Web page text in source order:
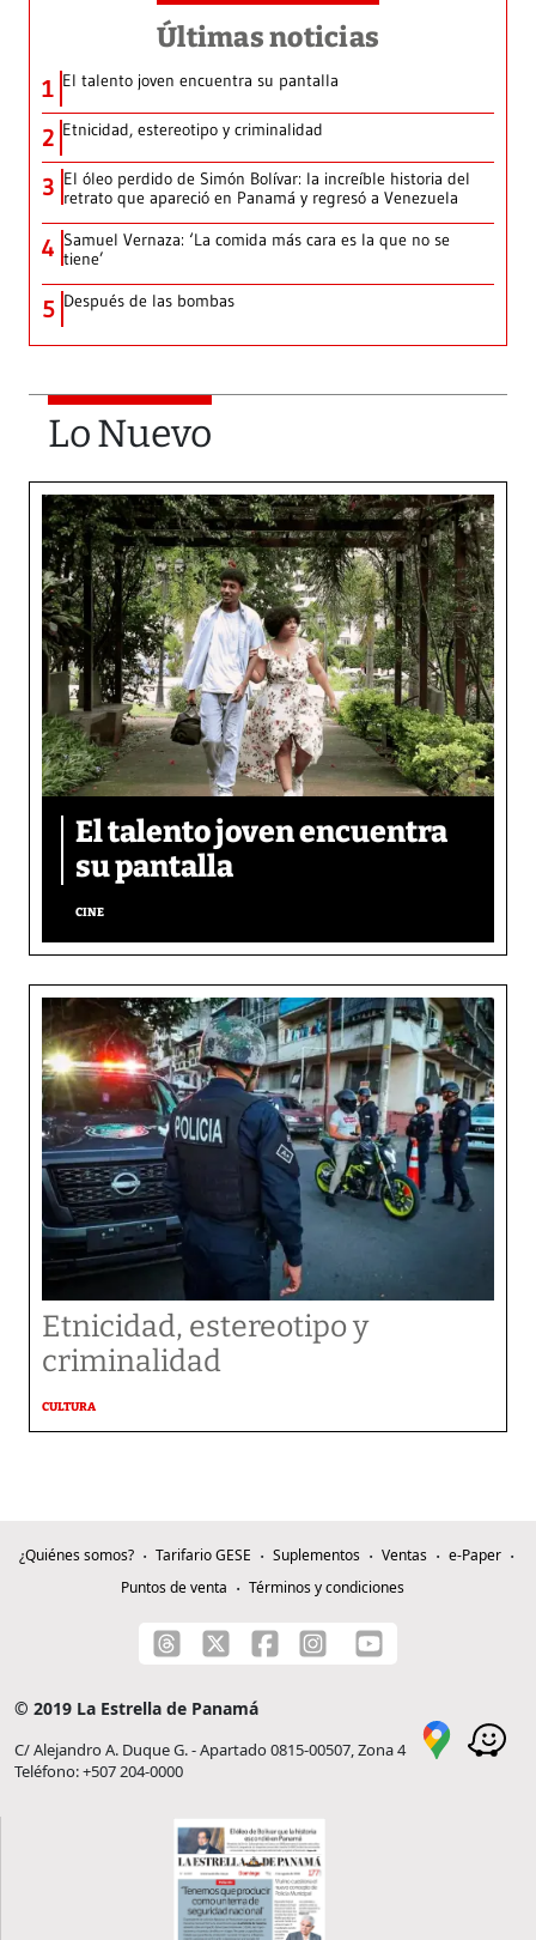
Últimas noticias
1 El talento joven encuentra su pantalla​
2 Etnicidad, estereotipo y criminalidad
3 El óleo perdido de Simón Bolívar: la increíble historia del
retrato que apareció en Panamá y regresó a Venezuela
4 Samuel Vernaza: ‘La comida más cara es la que no se
tiene’
5 Después de las bombas
Lo Nuevo
El talento joven encuentra
su pantalla​
CINE
Etnicidad, estereotipo y
criminalidad
CULTURA
¿Quiénes somos? Tarifario GESE Suplementos Ventas
e-Paper
Puntos de venta
Términos y condiciones
© 2019 La Estrella de Panamá
C/ Alejandro A. Duque G. - Apartado 0815-00507, Zona 4
Teléfono: +507 204-0000